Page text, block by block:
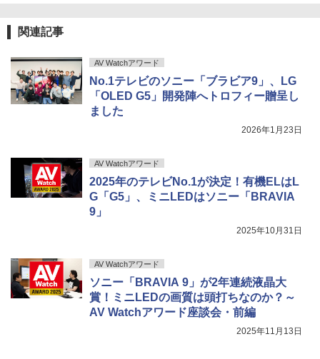
関連記事
AV Watchアワード
No.1テレビのソニー「ブラビア9」、LG
「OLED G5」開発陣へトロフィー贈呈し
ました
2026年1月23日
AV Watchアワード
2025年のテレビNo.1が決定！有機ELはL
G「G5」、ミニLEDはソニー「BRAVIA
9」
2025年10月31日
AV Watchアワード
ソニー「BRAVIA 9」が2年連続液晶大
賞！ミニLEDの画質は頭打ちなのか？～
AV Watchアワード座談会・前編
2025年11月13日